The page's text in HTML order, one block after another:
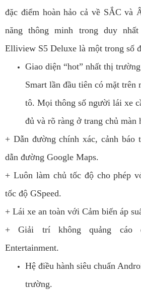
đặc điểm hoàn hảo cả về SẮC và
năng thông minh trong duy
Elliview S5 Deluxe là một trong số
Giao diện “hot” nhất thị
Smart lần đầu tiên có mặt trên
tô. Mọi thông số người lái xe
đủ và rõ ràng ở trang chủ màn
+ Dẫn đường chính xác, cảnh báo
dẫn đường Google Maps.
+ Luôn làm chủ tốc độ cho phép
tốc độ GSpeed.
+ Lái xe an toàn với Cảm biến áp
+ Giải trí không quảng cáo
Entertainment.
Hệ điều hành siêu chuẩn
trường.